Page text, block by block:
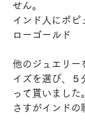
せん。
インド人にポピ
ローゴールド
他のジュエリー
イズを選び、５
って貰いました。
さすがインドの